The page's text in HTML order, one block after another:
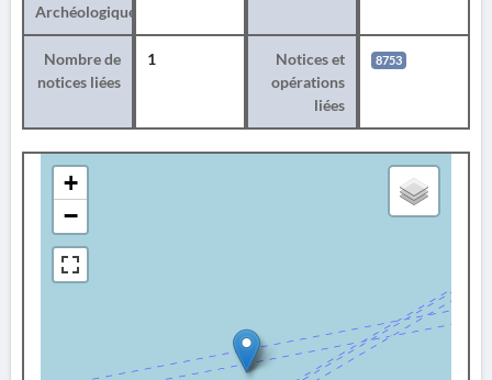
Archéologique
Nombre de
notices liées
1
Notices et
opérations
liées
8753
+
−